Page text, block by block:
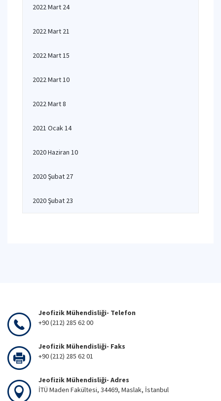
2022 Mart 24
2022 Mart 21
2022 Mart 15
2022 Mart 10
2022 Mart 8
2021 Ocak 14
2020 Haziran 10
2020 Şubat 27
2020 Şubat 23
Jeofizik Mühendisliği- Telefon
+90 (212) 285 62 00
Jeofizik Mühendisliği- Faks
+90 (212) 285 62 01
Jeofizik Mühendisliği- Adres
İTÜ Maden Fakültesi, 34469, Maslak, İstanbul